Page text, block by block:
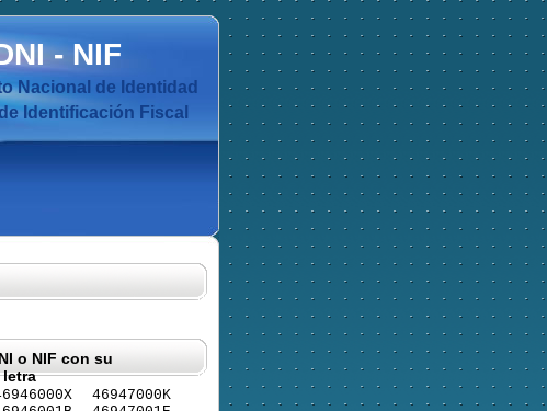
-NIF
Nacional de Identidad
Identificación Fiscal
o NIF con su
46947000K